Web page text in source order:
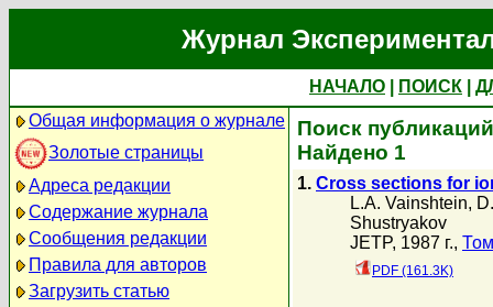
Журнал
НАЧАЛО ПОИСК
Общая информация о журнале
Золотые страницы
Адреса редакции
Содержание журнала
Сообщения редакции
Правила для авторов
Загрузить статью
Поиск
Найдено 1
1. Cross sections for
L.A. Vainshtein,
Shustryakov
JETP, 1987 г.,
PDF (161.3K)